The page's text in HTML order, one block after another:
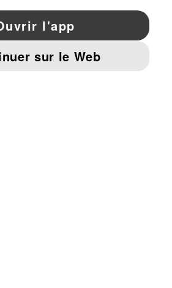
Pinterest
MENTIONS ET DONNÉES LÉGALES